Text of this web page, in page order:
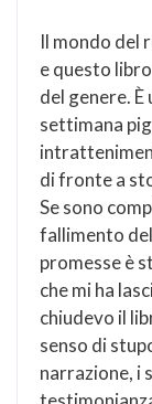
Il mondo del
e questo
del genere.
settimana
di fronte a
Se sono
fallimento
promesse è
che mi ha
chiudevo il
senso di
narrazione, i